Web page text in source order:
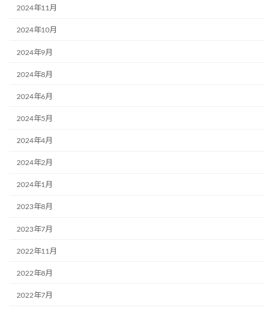
2024年11月
2024年10月
2024年9月
2024年8月
2024年6月
2024年5月
2024年4月
2024年2月
2024年1月
2023年8月
2023年7月
2022年11月
2022年8月
2022年7月